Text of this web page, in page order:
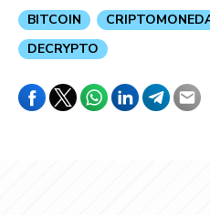
BITCOIN
DECRYPTO